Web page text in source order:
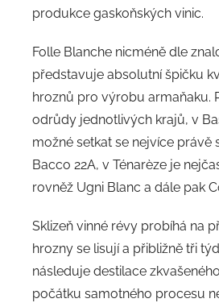
produkce gaskoňských vinic.
Folle Blanche nicméně dle
představuje absolutní špičku
hroznů pro výrobu armaňaku.
odrůdy jednotlivých krajů, v
možné setkat se nejvíce právě
Bacco 22A, v Ténarèze je
rovněž Ugni Blanc a dále pak
Sklizeň vinné révy probíhá na
hrozny se lisují a přibližně tři
následuje destilace
počátku samotného procesu